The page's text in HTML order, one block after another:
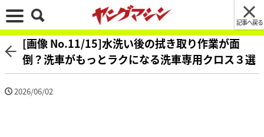
記事へ戻る
[画像 No.11/15]水洗い後の拭き取り作業が面
倒？洗車がもっとラクになる洗車専用クロス３選
2026/06/02